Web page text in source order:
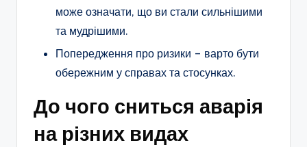
може означати, що ви стали сильнішими
та мудрішими.
Попередження про ризики – варто бути
обережним у справах та стосунках.
До чого сниться аварія
на різних видах